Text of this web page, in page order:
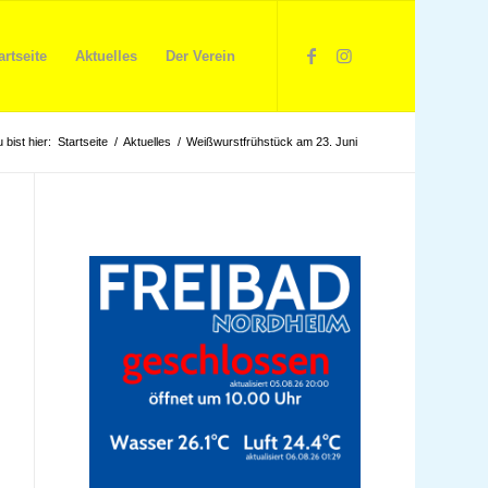
Aktuelles Der Verein
bist hier: Startseite / Aktuelles / Weißwurstfrühstück am 23. Juni